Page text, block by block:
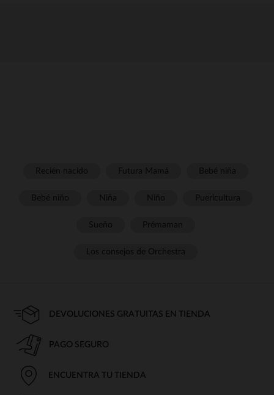
DEVOLUCIONES GRATUITAS EN TIENDA
PAGO SEGURO
ENCUENTRA TU TIENDA